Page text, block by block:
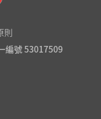
則
編號 53017509